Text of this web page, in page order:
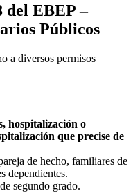
del EBEP –
Públicos
a diversos permisos
hospitalización o
que precise de
de hecho, familiares de
dependientes.
segundo grado.